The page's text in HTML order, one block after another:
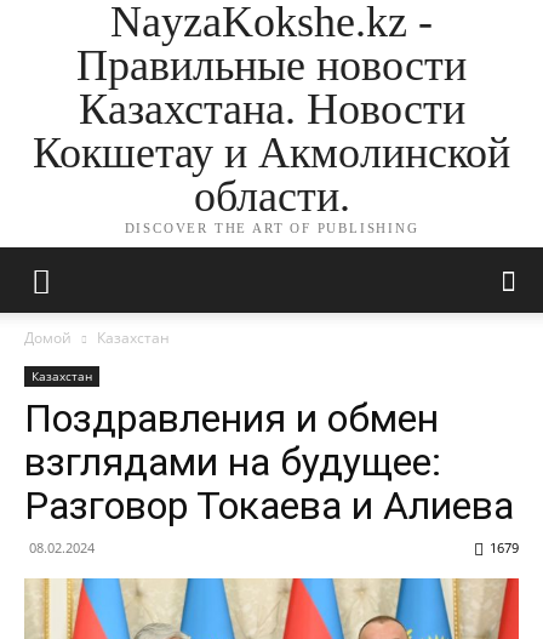
NayzaKokshe.kz -
Правильные новости
Казахстана. Новости
Кокшетау и Акмолинской
области.
DISCOVER THE ART OF PUBLISHING
Домой Казахстан
Казахстан
Поздравления и обмен
взглядами на будущее:
Разговор Токаева и Алиева
08.02.2024 1679